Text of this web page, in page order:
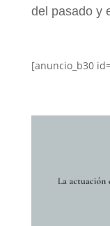
del pasado y
[anuncio_b30